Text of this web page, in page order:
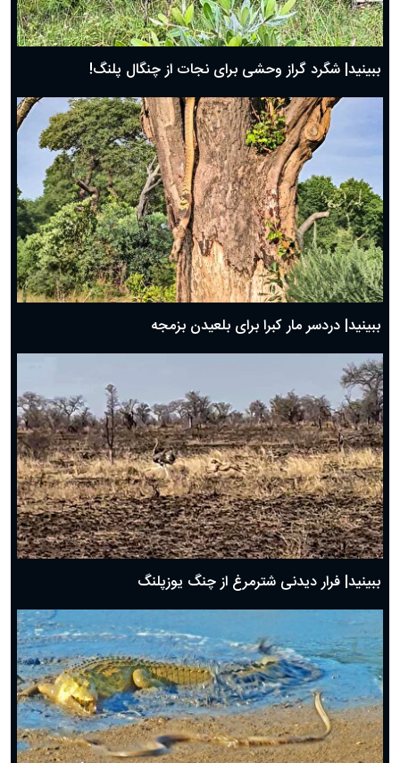
ببینید| شگرد گراز وحشی برای نجات از چنگال پلنگ!
ببینید| دردسر مار کبرا برای بلعیدن بزمجه
ببینید| فرار دیدنی شترمرغ از چنگ یوزپلنگ